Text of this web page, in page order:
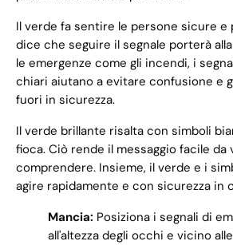
Il verde fa sentire le persone sicure e
dice che seguire il segnale porterà
le emergenze come gli incendi, i
chiari aiutano a evitare confusione e
fuori in sicurezza.
Il verde brillante risalta con simboli
fioca. Ciò rende il messaggio facile da
comprendere. Insieme, il verde e i
agire rapidamente e con sicurezza in
Mancia: Posiziona i segnali di
all'altezza degli occhi e vicino